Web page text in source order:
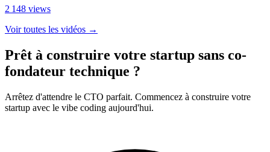
2 148 views
Voir toutes les vidéos →
Prêt à construire votre startup sans co-
fondateur technique ?
Arrêtez d'attendre le CTO parfait. Commencez à construire votre
startup avec le vibe coding aujourd'hui.